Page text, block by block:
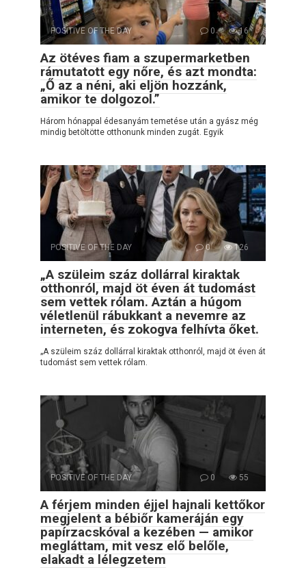
POSITIVE OF THE DAY 0 16
Az ötéves fiam a szupermarketben
rámutatott egy nőre, és azt mondta:
„Ő az a néni, aki eljön hozzánk,
amikor te dolgozol.”
Három hónappal édesanyám temetése után a gyász még
mindig betöltötte otthonunk minden zugát. Egyik
POSITIVE OF THE DAY 0 126
„A szüleim száz dollárral kiraktak
otthonról, majd öt éven át tudomást
sem vettek rólam. Aztán a húgom
véletlenül rábukkant a nevemre az
interneten, és zokogva felhívta őket.
„A szüleim száz dollárral kiraktak otthonról, majd öt éven át
tudomást sem vettek rólam.
POSITIVE OF THE DAY 0 55
A férjem minden éjjel hajnali kettőkor
megjelent a bébiőr kameráján egy
papírzacskóval a kezében — amikor
megláttam, mit vesz elő belőle,
elakadt a lélegzetem